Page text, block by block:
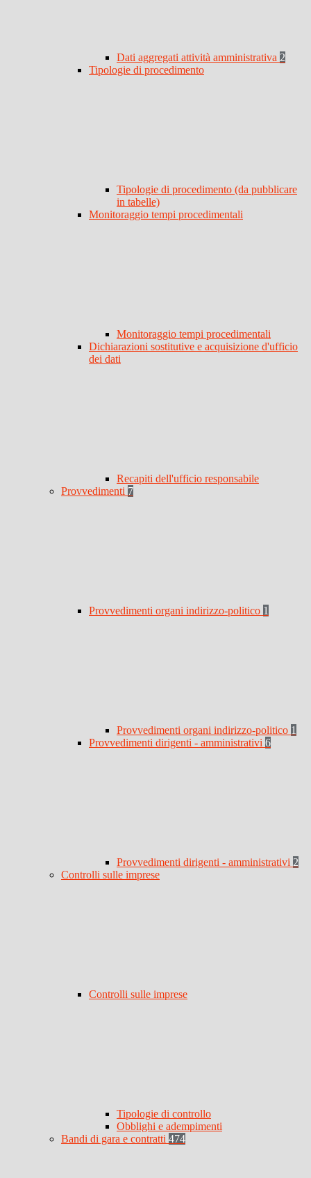
Dati aggregati attività amministrativa 2
Tipologie di procedimento
Tipologie di procedimento (da pubblicare
in tabelle)
Monitoraggio tempi procedimentali
Monitoraggio tempi procedimentali
Dichiarazioni sostitutive e acquisizione d'ufficio
dei dati
Recapiti dell'ufficio responsabile
Provvedimenti 7
Provvedimenti organi indirizzo-politico 1
Provvedimenti organi indirizzo-politico 1
Provvedimenti dirigenti - amministrativi 6
Provvedimenti dirigenti - amministrativi 2
Controlli sulle imprese
Controlli sulle imprese
Tipologie di controllo
Obblighi e adempimenti
Bandi di gara e contratti 474